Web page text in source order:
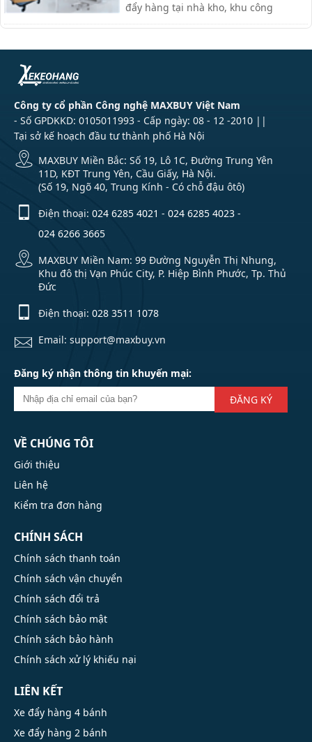
đẩy hàng tại nhà kho, khu công
nghiệp, siêu thị,… với lượng hàng hóa
hàng cũng có thể được sử dụng tạo
Công ty cổ phần Công nghệ MAXBUY Việt Nam
- Số GPDKKD: 0105011993 - Cấp ngày: 08 - 12 -2010 ||
Tại sở kế hoạch đầu tư thành phố Hà Nội
MAXBUY Miền Bắc: Số 19, Lô 1C, Đường Trung Yên
11D, KĐT Trung Yên, Cầu Giấy, Hà Nội.
(Số 19, Ngõ 40, Trung Kính - Có chỗ đậu ôtô)
Điện thoại: 024 6285 4021 - 024 6285 4023 -
024 6266 3665
MAXBUY Miền Nam: 99 Đường Nguyễn Thị Nhung,
Khu đô thị Vạn Phúc City, P. Hiệp Bình Phước, Tp. Thủ
Đức
Điện thoại: 028 3511 1078
Email: support@maxbuy.vn
Đăng ký nhận thông tin khuyến mại:
ĐĂNG KÝ
VỀ CHÚNG TÔI
Giới thiệu
Liên hệ
Kiểm tra đơn hàng
CHÍNH SÁCH
Chính sách thanh toán
Chính sách vận chuyển
Chính sách đổi trả
Chính sách bảo mật
Chính sách bảo hành
Chính sách xử lý khiếu nại
LIÊN KẾT
Xe đẩy hàng 4 bánh
Xe đẩy hàng 2 bánh